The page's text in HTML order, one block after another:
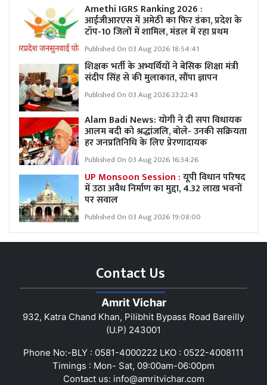
Amethi IGRS Ranking 2026 :
आईजीआरएस में अमेठी का फिर डंका, प्रदेश के
टॉप-10 जिलों में शामिल, मंडल में रहा प्रथम
Published On 03 Aug 2026 18:54:41
शिक्षक भर्ती के अभ्यर्थियों ने बेसिक शिक्षा मंत्री
संदीप सिंह से की मुलाकात, सौंपा ज्ञापन
Published On 03 Aug 2026 23:22:43
Alam Badi News: योगी ने दी सपा विधायक
आलम बदी को श्रद्धांजलि, बोले- उनकी सक्रियता
हर जनप्रतिनिधि के लिए प्रेरणादायक
Published On 03 Aug 2026 16:34:26
UP Monsoon Session :यूपी विधान परिषद
में उठा अवैध निर्माण का मुद्दा, 4.32 लाख भवनों
पर सवाल
Published On 03 Aug 2026 19:08:00
Contact Us
Amrit Vichar
932, Katra Chand Khan, Pilibhit Bypass Road Bareilly
(U.P) 243001
Phone No:-BLY : 0581-4000222 LKO : 0522-4008111
Timings : Mon- Sat, 09:00am-06:00pm
Contact us: info@amritvichar.com